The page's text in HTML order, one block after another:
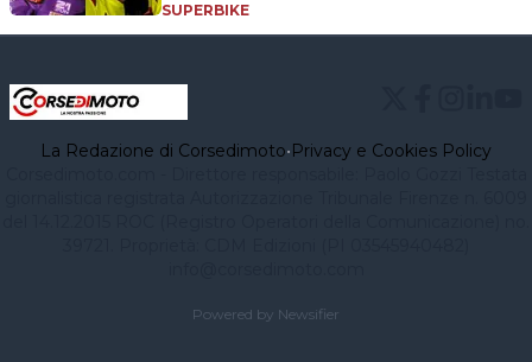
SUPERBIKE
La Redazione di Corsedimoto•Privacy e Cookies Policy
Powered by Newsifier